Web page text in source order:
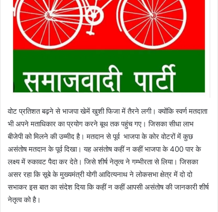
वोट प्रतिशत बढ़ने से भाजपा खेमें खुशी फिजा में तैरने लगी। क्योंकि स्वर्ण मतदाता
भी अपने मताधिकार का प्रयोग करने बूथ तक पहुंच गए। जिसका सीधा लाभ
बीजेपी को मिलने की उम्मीद है। मतदान से पूर्व भाजपा के कोर वोटरों में कुछ
असंतोष मतदान के पूर्व दिखा। यह असंतोष कहीं न कहीं भाजपा के 400 पार के
लक्ष्य में रुकावट पैदा कर देते। जिसे शीर्ष नेतृत्व ने गम्भीरता से लिया। जिसका
असर रहा कि सूबे के मुख्यमंत्री योगी आदित्यनाथ ने लोकसभा क्षेत्र में दो दो
सभाकर इस बात का संदेश दिया कि कहीं न कहीं आपसी असंतोष की जानकारी शीर्ष
नेतृत्व को है।